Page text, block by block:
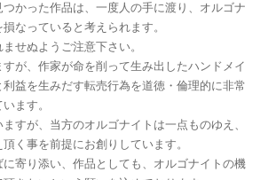
かった作品は、一度人の手に渡り、オルゴナ
なっていると考えられます。
せぬようご注意下さい。
が、作家が命を削って生み出したハンドメイ
利益を生みだす転売行為を道徳・倫理的に非常
ます。
すが、当方のオルゴナイトは一点ものゆえ、
く事を前提にお創りしています。
寄り添い、作品としても、オルゴナイトの機